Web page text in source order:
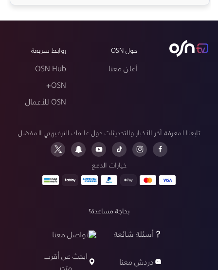
حول OSN
أعلن معنا
روابط سريعة
OSN Hub
OSN+
OSN للأعمال
تابعنا لمعرفة آخر الأخبار والتحديثات حول عالمك الترفيهي المفضل
خيارات الدفع
بحاجة مساعدة؟
أسئلة شائعة
تواصل معنا
دردش معنا
ابحث عن أقرب